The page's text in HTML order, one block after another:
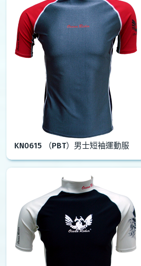
KN0615 （PBT）男士短袖運動服